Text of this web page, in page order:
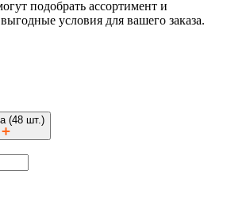
подобрать ассортимент и
условия для вашего заказа.
(48 шт.)